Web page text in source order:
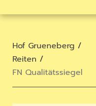
Hof Grueneberg /
Reiten /
FN Qualitätssiegel